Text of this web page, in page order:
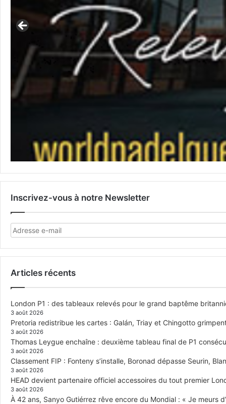
Inscrivez-vous à notre Newsletter
Articles récents
London P1 : des tableaux relevés pour le grand baptême
3 août 2026
Pretoria redistribue les cartes : Galán, Triay et Chingotto
3 août 2026
Thomas Leygue enchaîne : deuxième tableau final de P1
3 août 2026
Classement FIP : Fonteny s’installe, Boronad dépasse Seurin,
3 août 2026
HEAD devient partenaire officiel accessoires du tout premier
3 août 2026
À 42 ans, Sanyo Gutiérrez rêve encore du Mondial : « Je meurs